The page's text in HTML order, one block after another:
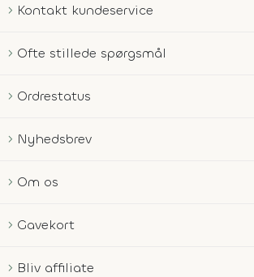
Kontakt kundeservice
Ofte stillede spørgsmål
Ordrestatus
Nyhedsbrev
Om os
Gavekort
Bliv affiliate